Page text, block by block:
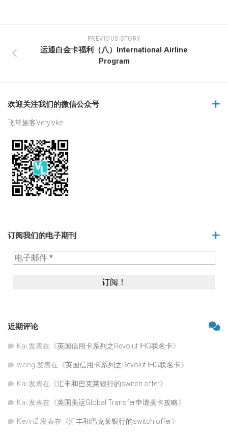
PREVIOUS STORY
运通白金卡福利（八）International Airline
Program
欢迎关注我们的微信公众号
飞常旅客Verylvke
订阅我们的电子期刊
近期评论
Kai 发表在《英国信用卡系列之Revolut IHG联名卡》
wong 发表在《英国信用卡系列之Revolut IHG联名卡》
Kai 发表在《汇丰和巴克莱银行的switch offer》
Kai 发表在《英国美运Global Transfer申请美卡攻略》
KevinZ 发表在《汇丰和巴克莱银行的switch offer》